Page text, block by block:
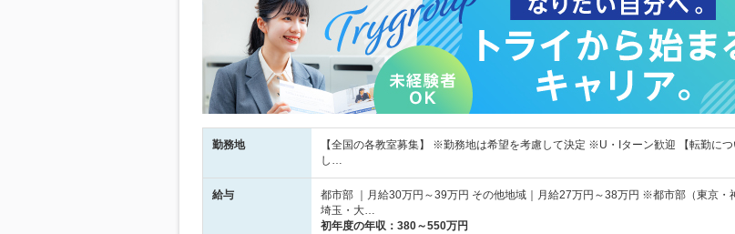
勤務地
【全国の各教室募集】 ※勤務地は希望を考慮して決定 ※U・Iターン歓迎 【転勤に
し…
給与
都市部 ｜月給30万円～39万円 その他地域｜月給27万円～38万円 ※都市部（東京・
埼玉・大…
初年度の年収： 380～550万円